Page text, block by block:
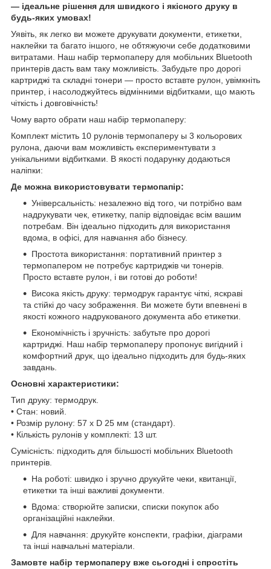
— ідеальне рішення для швидкого і якісного друку в
будь-яких умовах!
Уявіть, як легко ви можете друкувати документи, етикетки,
наклейки та багато іншого, не обтяжуючи себе додатковими
витратами. Наш набір термопаперу для мобільних Bluetooth
принтерів дасть вам таку можливість. Забудьте про дорогі
картриджі та складні тонери — просто вставте рулон, увімкніть
принтер, і насолоджуйтесь відмінними відбитками, що мають
чіткість і довговічність!
Чому варто обрати наш набір термопаперу:
Комплект містить 10 рулонів термопаперу ы 3 кольорових
рулона, даючи вам можливість експериментувати з
унікальними відбитками. В якості подарунку додаються
наліпки:
Де можна використовувати термопапір:
Універсальність: незалежно від того, чи потрібно вам
надрукувати чек, етикетку, папір відповідає всім вашим
потребам. Він ідеально підходить для використання
вдома, в офісі, для навчання або бізнесу.
Простота використання: портативний принтер з
термопапером не потребує картриджів чи тонерів.
Просто вставте рулон, і ви готові до роботи!
Висока якість друку: термодрук гарантує чіткі, яскраві
та стійкі до часу зображення. Ви можете бути впевнені в
якості кожного надрукованого документа або етикетки.
Економічність і зручність: забутьте про дорогі
картриджі. Наш набір термопаперу пропонує вигідний і
комфортний друк, що ідеально підходить для будь-яких
завдань.
Основні характеристики:
Тип друку: термодрук.
• Стан: новий.
• Розмір рулону: 57 x D 25 мм (стандарт).
• Кількість рулонів у комплекті: 13 шт.
Сумісність: підходить для більшості мобільних Bluetooth
принтерів.
На роботі: швидко і зручно друкуйте чеки, квитанції,
етикетки та інші важливі документи.
Вдома: створюйте записки, списки покупок або
організаційні наклейки.
Для навчання: друкуйте конспекти, графіки, діаграми
та інші навчальні матеріали.
Замовте набір термопаперу вже сьогодні і спростіть